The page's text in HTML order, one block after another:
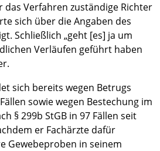
das Verfahren zuständige Richter
sich über die Angaben des
Schließlich „geht [es] ja um
Verläufen geführt haben
sich bereits wegen Betrugs
sowie wegen Bestechung im
§ 299b StGB in 97 Fällen seit
er Fachärzte dafür
Gewebeproben in seinem